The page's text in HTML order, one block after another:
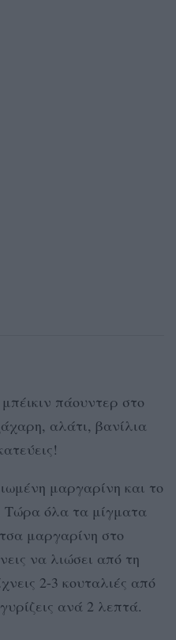
πάουντερ στο
αλάτι, βανίλια
μαργαρίνη και το
Τώρα όλα τα μίγματα
μαργαρίνη στο
να λιώσει από τη
2-3 κουταλιές από
ανά 2 λεπτά.